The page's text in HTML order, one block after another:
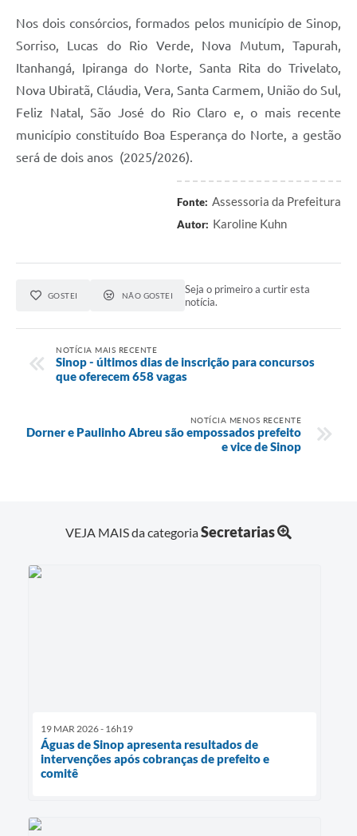
Nos dois consórcios, formados pelos município de Sinop,
Sorriso, Lucas do Rio Verde, Nova Mutum, Tapurah,
Itanhangá, Ipiranga do Norte, Santa Rita do Trivelato,
Nova Ubiratã, Cláudia, Vera, Santa Carmem, União do Sul,
Feliz Natal, São José do Rio Claro e, o mais recente
município constituído Boa Esperança do Norte, a gestão
será de dois anos (2025/2026).
Fonte: Assessoria da Prefeitura
Autor: Karoline Kuhn
GOSTEI NÃO GOSTEI
Seja o primeiro a curtir esta
notícia.
NOTÍCIA MAIS RECENTE
Sinop - últimos dias de inscrição para concursos
que oferecem 658 vagas
NOTÍCIA MENOS RECENTE
Dorner e Paulinho Abreu são empossados prefeito
e vice de Sinop
VEJA MAIS da categoriaSecretarias
19 MAR 2026 - 16h19
Águas de Sinop apresenta resultados de
intervenções após cobranças de prefeito e
comitê